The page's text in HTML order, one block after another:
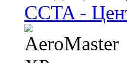
CCTA -